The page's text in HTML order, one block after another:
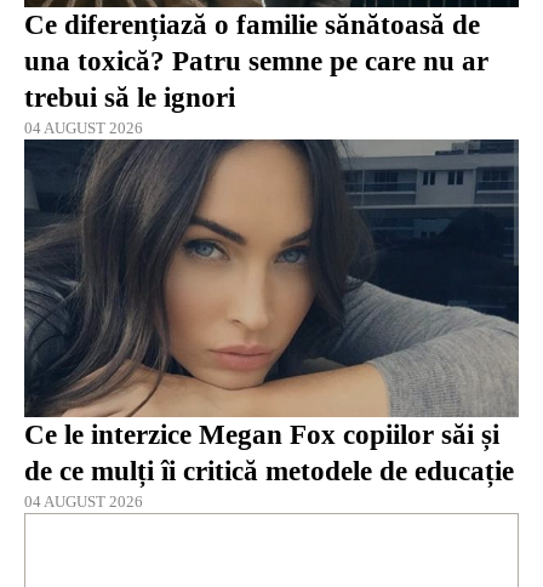
Ce diferențiază o familie sănătoasă de
una toxică? Patru semne pe care nu ar
trebui să le ignori
04 AUGUST 2026
Ce le interzice Megan Fox copiilor săi și
de ce mulți îi critică metodele de educație
04 AUGUST 2026